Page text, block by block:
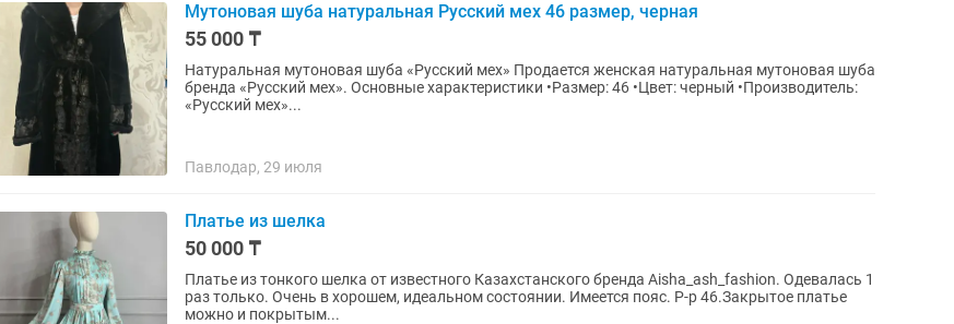
Мутоновая шуба натуральная Русский мех 46 размер, черная
55 000 ₸
Натуральная мутоновая шуба «Русский мех» Продается женская натуральная мутоновая шуба
бренда «Русский мех». Основные характеристики •Размер: 46 •Цвет: черный •Производитель:
«Русский мех»...
Павлодар, 29 июля
Платье из шелка
50 000 ₸
Платье из тонкого шелка от известного Казахстанского бренда Aisha_ash_fashion. Одевалась 1
раз только. Очень в хорошем, идеальном состоянии. Имеется пояс. Р-р 46.Закрытое платье
можно и покрытым...